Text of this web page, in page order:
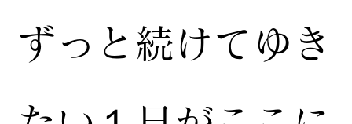
ずっと続けてゆき